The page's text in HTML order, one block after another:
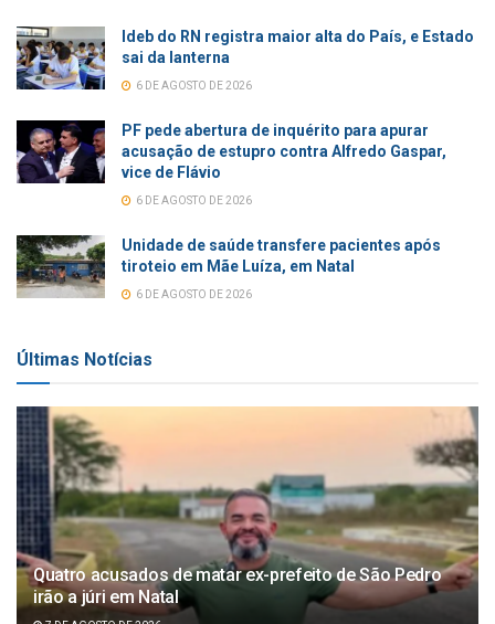
Ideb do RN registra maior alta do País, e Estado
sai da lanterna
6 DE AGOSTO DE 2026
PF pede abertura de inquérito para apurar
acusação de estupro contra Alfredo Gaspar,
vice de Flávio
6 DE AGOSTO DE 2026
Unidade de saúde transfere pacientes após
tiroteio em Mãe Luíza, em Natal
6 DE AGOSTO DE 2026
Últimas Notícias
Quatro acusados de matar ex-prefeito de São Pedro
irão a júri em Natal